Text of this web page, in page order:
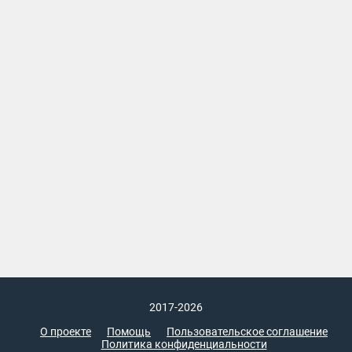
2017-2026
О проекте
Помощь
Пользовательское соглашение
Политика конфиденциальности